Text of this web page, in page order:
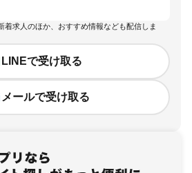
着求人のほか、おすすめ情報なども配信しま
LINEで受け取る
メールで受け取る